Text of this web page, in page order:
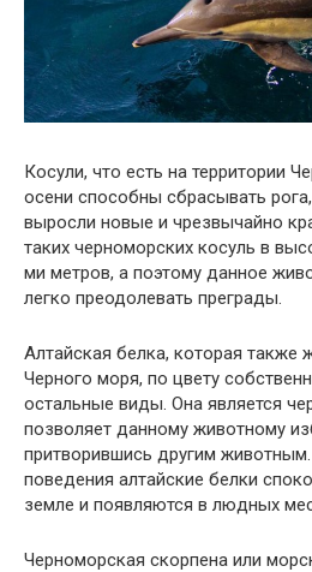
Косули, что есть на территории
осени способны сбрасывать
выросли новые и чрезвычайно
таких черноморских косуль в
ми метров, а поэтому данное
легко преодолевать преграды.
Алтайская белка, которая также
Черного моря, по цвету
остальные виды. Она является
позволяет данному животному
притворившись другим животным.
поведения алтайские белки
земле и появляются в людных
Черноморская скорпена или